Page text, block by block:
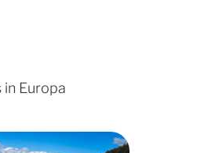
in Europa